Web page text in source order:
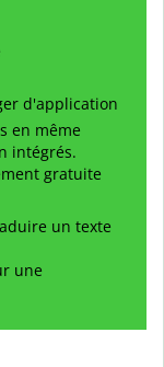
d'application
en même
intégrés.
gratuite
un texte
une